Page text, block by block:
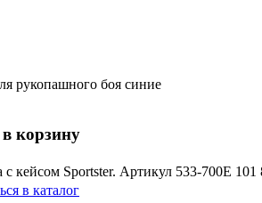
рукопашного боя синие
корзину
с кейсом Sportster. Артикул 533-700E 101
в каталог